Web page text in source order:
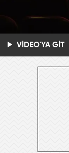
VİDEO'YA GİT